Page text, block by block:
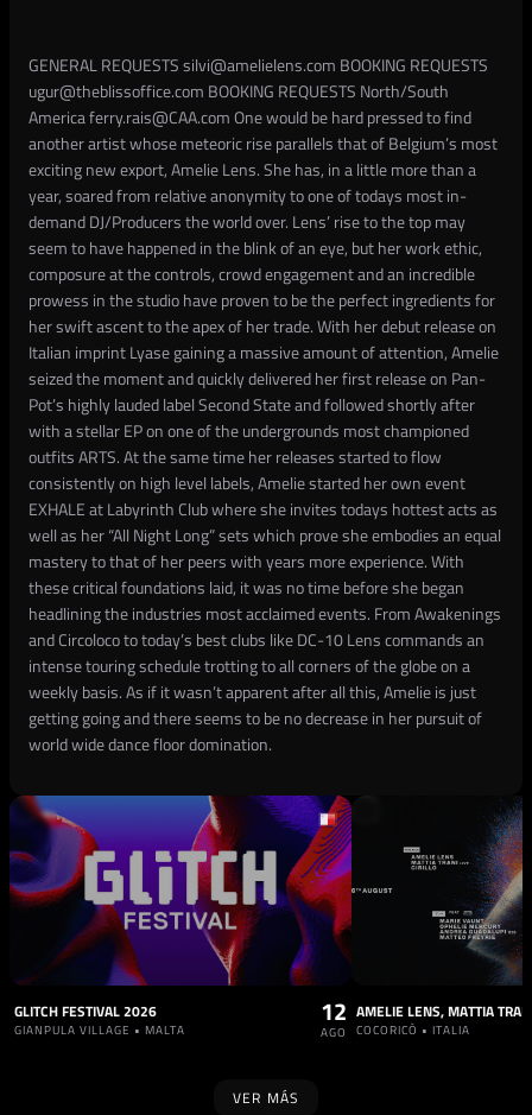
GENERAL REQUESTS silvi@amelielens.com BOOKING REQUESTS
ugur@theblissoffice.com BOOKING REQUESTS North/South
America ferry.rais@CAA.com One would be hard pressed to find
another artist whose meteoric rise parallels that of Belgium’s most
exciting new export, Amelie Lens. She has, in a little more than a
year, soared from relative anonymity to one of todays most in-
demand DJ/Producers the world over. Lens’ rise to the top may
seem to have happened in the blink of an eye, but her work ethic,
composure at the controls, crowd engagement and an incredible
prowess in the studio have proven to be the perfect ingredients for
her swift ascent to the apex of her trade. With her debut release on
Italian imprint Lyase gaining a massive amount of attention, Amelie
seized the moment and quickly delivered her first release on Pan-
Pot’s highly lauded label Second State and followed shortly after
with a stellar EP on one of the undergrounds most championed
outfits ARTS. At the same time her releases started to flow
consistently on high level labels, Amelie started her own event
EXHALE at Labyrinth Club where she invites todays hottest acts as
well as her “All Night Long” sets which prove she embodies an equal
mastery to that of her peers with years more experience. With
these critical foundations laid, it was no time before she began
headlining the industries most acclaimed events. From Awakenings
and Circoloco to today’s best clubs like DC-10 Lens commands an
intense touring schedule trotting to all corners of the globe on a
weekly basis. As if it wasn’t apparent after all this, Amelie is just
getting going and there seems to be no decrease in her pursuit of
world wide dance floor domination.
GLITCH FESTIVAL 2026
GIANPULA VILLAGE • MALTA
12
AGO COCORICÒ • ITALIA
VER MÁS